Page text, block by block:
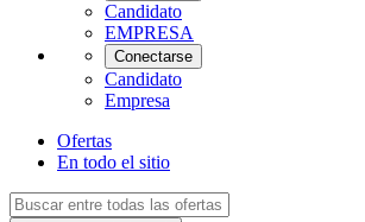
Candidato
EMPRESA
Conectarse
Candidato
Empresa
Ofertas
En todo el sitio